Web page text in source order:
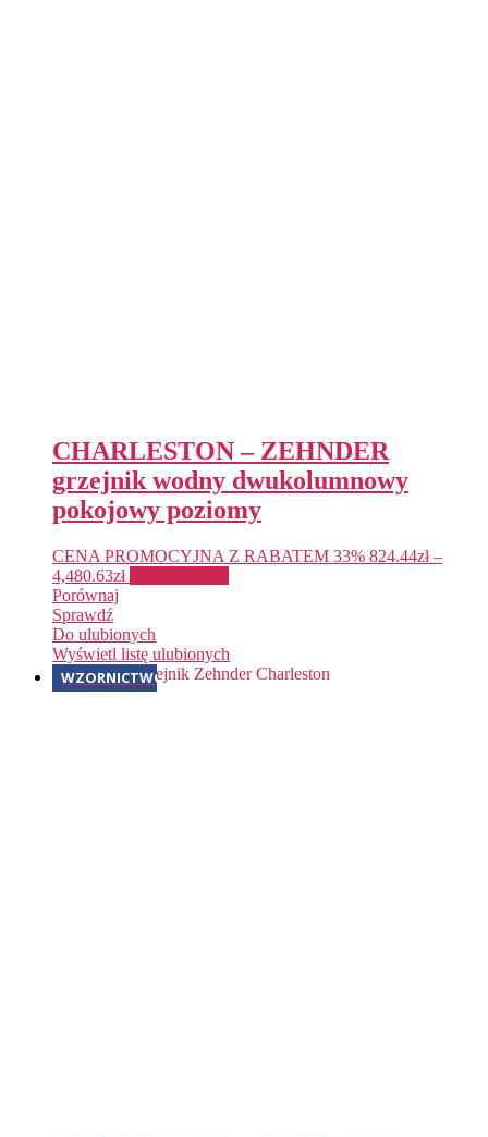
CHARLESTON – ZEHNDER
grzejnik wodny dwukolumnowy
pokojowy poziomy
CENA PROMOCYJNA Z RABATEM 33% 824.44zł–
4,480.63zł
Porównaj
Sprawdź
Do ulubionych
Wyświetl listę ulubionych
WZORNICTWO